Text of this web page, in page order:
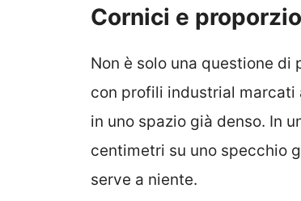
Cornici e
Non è solo una questione di
con profili industrial marcati
in uno spazio già denso. In
centimetri su uno specchio
serve a niente.